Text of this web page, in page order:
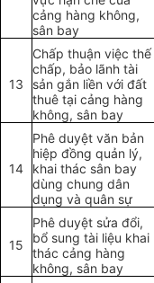
cảng hàng không,
sân bay
13
Chấp thuận việc thế
chấp, bảo lãnh tài
sản gắn liền với đất
thuê tại cảng hàng
không, sân bay
14
Phê duyệt văn bản
hiệp đồng quản lý,
khai thác sân bay
dùng chung dân
dụng và quân sự
15
Phê duyệt sửa đổi,
bổ sung tài liệu khai
thác cảng hàng
không, sân bay